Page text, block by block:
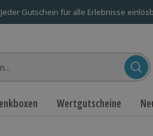
Jeder Gutschein für alle Erlebnisse
Wertgutscheine